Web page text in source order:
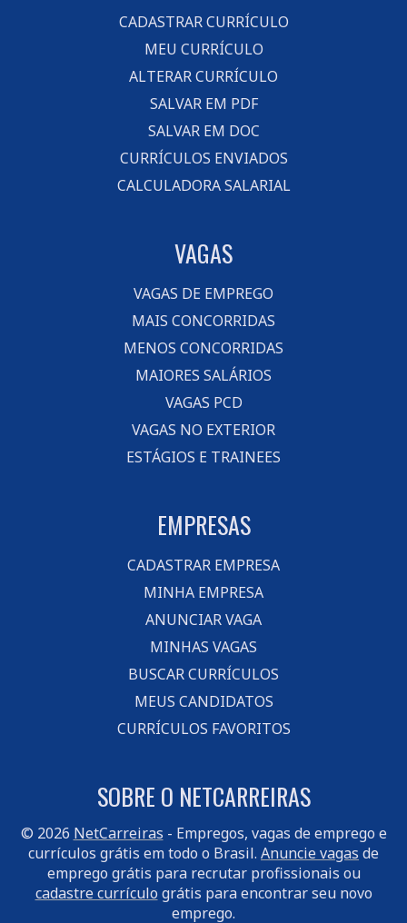
CADASTRAR CURRÍCULO
MEU CURRÍCULO
ALTERAR CURRÍCULO
SALVAR EM PDF
SALVAR EM DOC
CURRÍCULOS ENVIADOS
CALCULADORA SALARIAL
VAGAS
VAGAS DE EMPREGO
MAIS CONCORRIDAS
MENOS CONCORRIDAS
MAIORES SALÁRIOS
VAGAS PCD
VAGAS NO EXTERIOR
ESTÁGIOS E TRAINEES
EMPRESAS
CADASTRAR EMPRESA
MINHA EMPRESA
ANUNCIAR VAGA
MINHAS VAGAS
BUSCAR CURRÍCULOS
MEUS CANDIDATOS
CURRÍCULOS FAVORITOS
SOBRE O NETCARREIRAS
© 2026 NetCarreiras - Empregos, vagas de emprego e
currículos grátis em todo o Brasil. Anuncie vagas de
emprego grátis para recrutar profissionais ou
cadastre currículo grátis para encontrar seu novo
emprego.